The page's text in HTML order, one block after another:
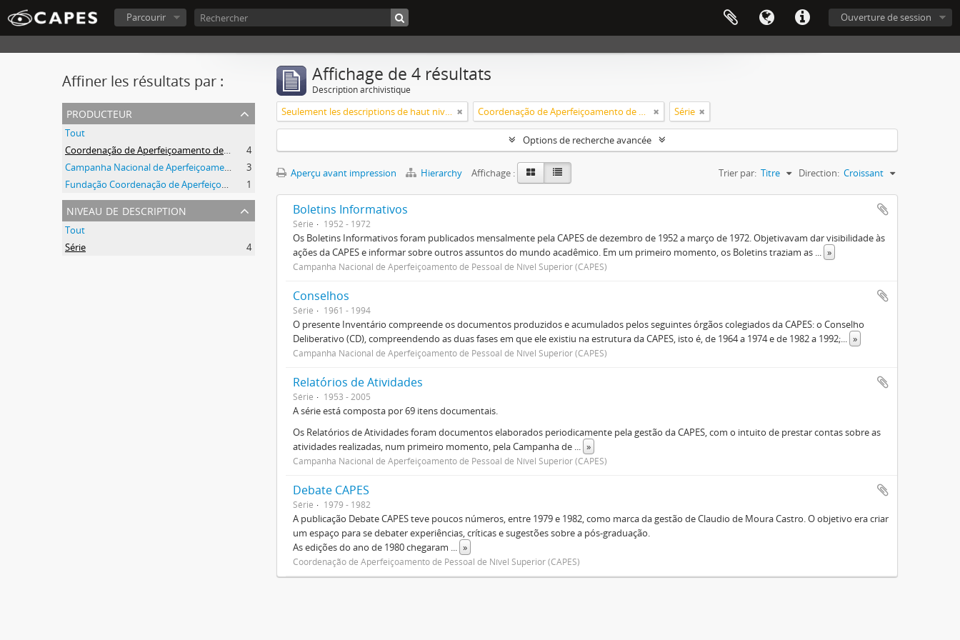
Ouverture de session
Parcourir
Affiner les résultats par :
producteur
Tout
Coordenação de Aperfeiçoamento de Pessoal de Nível Superior (CAPES)
4
Campanha Nacional de Aperfeiçoamento de Pessoal de Nível Superior (CAPES)
3
Fundação Coordenação de Aperfeiçoamento de Pessoal de Nível Superior (CAPES)
1
niveau de description
Tout
Série
4
Affichage de 4 résultats
Description archivistique
Seulement les descriptions de haut niveau Coordenação de Aperfeiçoamento de Pessoal de Nível Superior (CAPES) Série
Options de recherche avancée
Aperçu avant impression Hierarchy Affichage : Trier par: Titre Direction: Croissant
Boletins Informativos
Série 1952 - 1972
Os Boletins Informativos foram publicados mensalmente pela CAPES de dezembro de 1952 a março de 1972. Objetivavam dar visibilidade às
ações da CAPES e informar sobre outros assuntos do mundo acadêmico. Em um primeiro momento, os Boletins traziam as ... »
Campanha Nacional de Aperfeiçoamento de Pessoal de Nível Superior (CAPES)
Conselhos
Série 1961 - 1994
O presente Inventário compreende os documentos produzidos e acumulados pelos seguintes órgãos colegiados da CAPES: o Conselho
Deliberativo (CD), compreendendo as duas fases em que ele existiu na estrutura da CAPES, isto é, de 1964 a 1974 e de 1982 a 1992;... »
Campanha Nacional de Aperfeiçoamento de Pessoal de Nível Superior (CAPES)
Relatórios de Atividades
Série 1953 - 2005
A série está composta por 69 itens documentais.
Os Relatórios de Atividades foram documentos elaborados periodicamente pela gestão da CAPES, com o intuito de prestar contas sobre as
atividades realizadas, num primeiro momento, pela Campanha de ... »
Campanha Nacional de Aperfeiçoamento de Pessoal de Nível Superior (CAPES)
Debate CAPES
Série 1979 - 1982
A publicação Debate CAPES teve poucos números, entre 1979 e 1982, como marca da gestão de Claudio de Moura Castro. O objetivo era criar
um espaço para se debater experiências, críticas e sugestões sobre a pós-graduação.
As edições do ano de 1980 chegaram ... »
Coordenação de Aperfeiçoamento de Pessoal de Nível Superior (CAPES)